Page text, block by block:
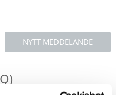
NYTT MEDDELANDE